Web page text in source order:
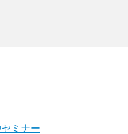
ミナー